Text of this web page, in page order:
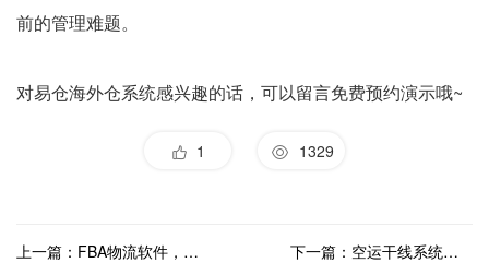
前的管理难题。
对易仓海外仓系统感兴趣的话，可以留言免费预约演示哦~
1 1329
上一篇：FBA物流软件，FBA管理系统哪个好？ 下一篇：空运干线系统有哪些？哪个物流系统好用？